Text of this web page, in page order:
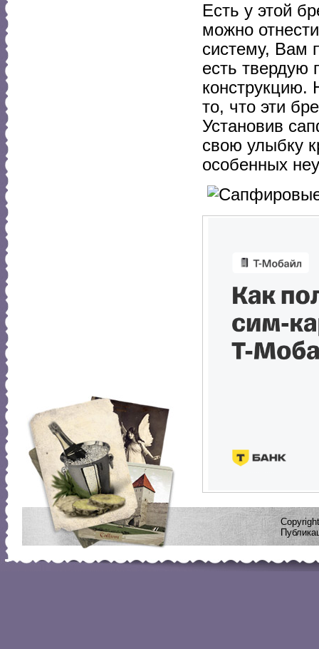
Есть у этой
можно
систему, Вам
есть твердую
конструкцию.
то, что эти
Установив
свою улыбку
особенных